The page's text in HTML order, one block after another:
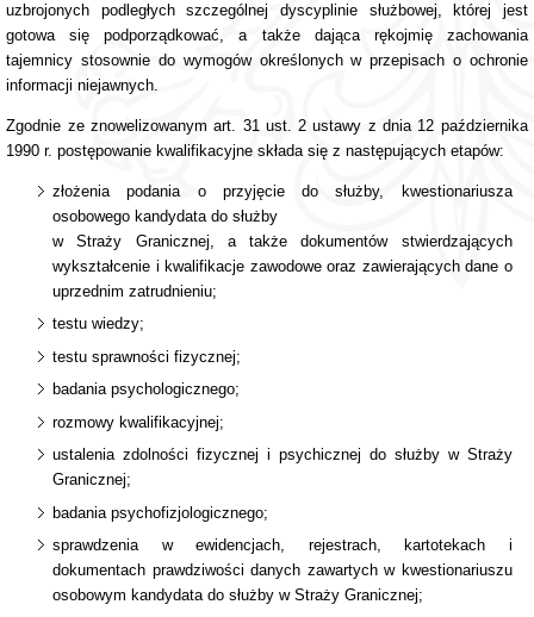
uzbrojonych podległych szczególnej dyscyplinie służbowej, której jest
gotowa się podporządkować, a także dająca rękojmię zachowania
tajemnicy stosownie do wymogów określonych w przepisach o ochronie
informacji niejawnych.
Zgodnie ze znowelizowanym art. 31 ust. 2 ustawy z dnia 12 października
1990 r. postępowanie kwalifikacyjne składa się z następujących etapów:
złożenia podania o przyjęcie do służby, kwestionariusza
osobowego kandydata do służby
w Straży Granicznej, a także dokumentów stwierdzających
wykształcenie i kwalifikacje zawodowe oraz zawierających dane o
uprzednim zatrudnieniu;
testu wiedzy;
testu sprawności fizycznej;
badania psychologicznego;
rozmowy kwalifikacyjnej;
ustalenia zdolności fizycznej i psychicznej do służby w Straży
Granicznej;
badania psychofizjologicznego;
sprawdzenia w ewidencjach, rejestrach, kartotekach i
dokumentach prawdziwości danych zawartych w kwestionariuszu
osobowym kandydata do służby w Straży Granicznej;